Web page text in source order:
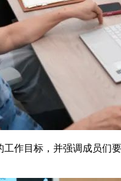
作目标，并强调成员